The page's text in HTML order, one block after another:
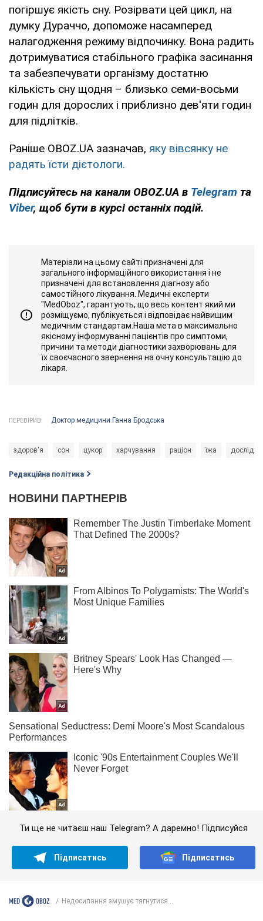
погіршує якість сну. Розірвати цей цикл, на
думку Дураччо, допоможе насамперед
налагодження режиму відпочинку. Вона радить
дотримуватися стабільного графіка засинання
та забезпечувати організму достатню
кількість сну щодня – близько семи-восьми
годин для дорослих і приблизно дев'яти годин
для підлітків.
Раніше OBOZ.UA зазначав, яку вівсянку не
радять їсти дієтологи.
Підписуйтесь на канали OBOZ.UA в Telegram та
Viber, щоб бути в курсі останніх подій.
Матеріали на цьому сайті призначені для
загального інформаційного використання і не
призначені для встановлення діагнозу або
самостійного лікування. Медичні експерти
"MedOboz", гарантують, що весь контент який ми
розміщуємо, публікується і відповідає найвищим
медичним стандартам.Наша мета в максимально
якісному інформуванні пацієнтів про симптоми,
причини та методи діагностики захворювань для
їх своєчасного звернення на очну консультацію до
лікаря.
ПЕРЕВІРИВ: Доктор медицини Ганна Бродська
здоров'я сон цукор харчування раціон їжа
Редакційна політика
Ти ще не читаєш наш Telegram? А даремно! Підписуйся
Підписатись Підписатись
Недосипання змушує тягнутися...